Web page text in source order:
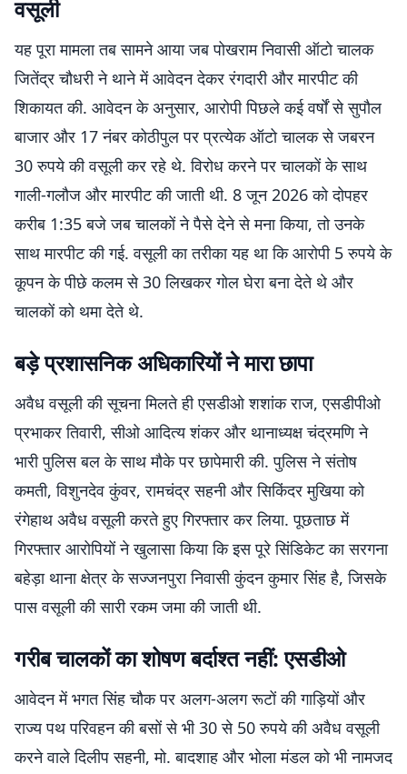
वसूली
यह पूरा मामला तब सामने आया जब पोखराम निवासी ऑटो चालक
जितेंद्र चौधरी ने थाने में आवेदन देकर रंगदारी और मारपीट की
शिकायत की. आवेदन के अनुसार, आरोपी पिछले कई वर्षों से सुपौल
बाजार और 17 नंबर कोठीपुल पर प्रत्येक ऑटो चालक से जबरन
30 रुपये की वसूली कर रहे थे. विरोध करने पर चालकों के साथ
गाली-गलौज और मारपीट की जाती थी. 8 जून 2026 को दोपहर
करीब 1:35 बजे जब चालकों ने पैसे देने से मना किया, तो उनके
साथ मारपीट की गई. वसूली का तरीका यह था कि आरोपी 5 रुपये के
कूपन के पीछे कलम से 30 लिखकर गोल घेरा बना देते थे और
चालकों को थमा देते थे.
बड़े प्रशासनिक अधिकारियों ने मारा छापा
अवैध वसूली की सूचना मिलते ही एसडीओ शशांक राज, एसडीपीओ
प्रभाकर तिवारी, सीओ आदित्य शंकर और थानाध्यक्ष चंद्रमणि ने
भारी पुलिस बल के साथ मौके पर छापेमारी की. पुलिस ने संतोष
कमती, विशुनदेव कुंवर, रामचंद्र सहनी और सिकिंदर मुखिया को
रंगेहाथ अवैध वसूली करते हुए गिरफ्तार कर लिया. पूछताछ में
गिरफ्तार आरोपियों ने खुलासा किया कि इस पूरे सिंडिकेट का सरगना
बहेड़ा थाना क्षेत्र के सज्जनपुरा निवासी कुंदन कुमार सिंह है, जिसके
पास वसूली की सारी रकम जमा की जाती थी.
गरीब चालकों का शोषण बर्दाश्त नहीं: एसडीओ
आवेदन में भगत सिंह चौक पर अलग-अलग रूटों की गाड़ियों और
राज्य पथ परिवहन की बसों से भी 30 से 50 रुपये की अवैध वसूली
करने वाले दिलीप सहनी, मो. बादशाह और भोला मंडल को भी नामजद